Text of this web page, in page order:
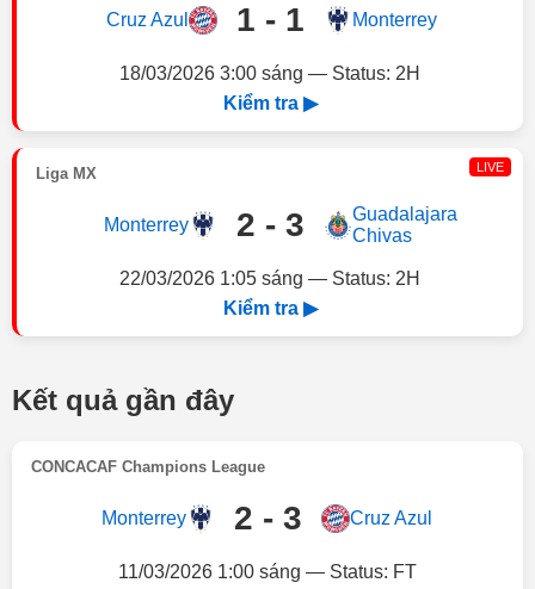
Cruz Azul 1 - 1 Monterrey
18/03/2026 3:00 sáng — Status: 2H
Kiểm tra ▶
Liga MX LIVE
Monterrey 2 - 3
Guadalajara
Chivas
22/03/2026 1:05 sáng — Status: 2H
Kiểm tra ▶
Kết quả gần đây
CONCACAF Champions League
Monterrey 2 - 3 Cruz Azul
11/03/2026 1:00 sáng — Status: FT